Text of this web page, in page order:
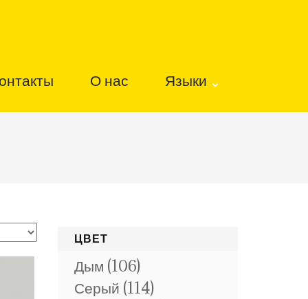
О нас Языки
ЦВЕТ
Дым (106)
Серый (114)